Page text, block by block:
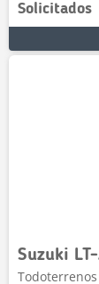
Solicitados
Suzuki